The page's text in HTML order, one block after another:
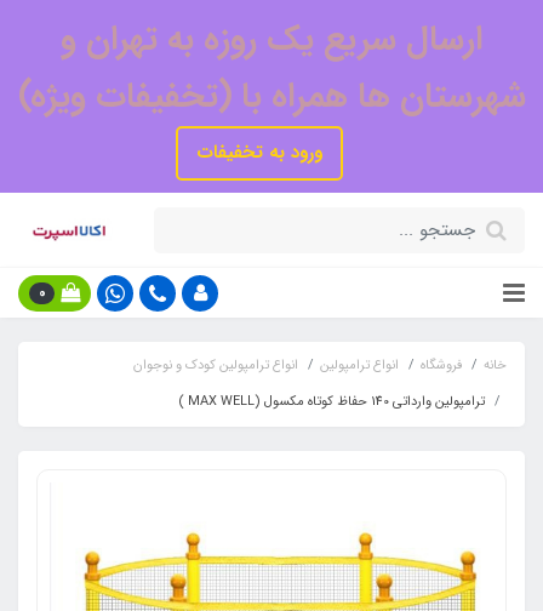
ارسال سریع یک روزه به تهران و
شهرستان ها همراه با (تخفیفات ویژه)
ورود به تخفیفات
0
خانه فروشگاه انواع ترامپولین
انواع ترامپولین کودک و نوجوان
ترامپولین وارداتی 140 حفاظ کوتاه مکسول (MAX WELL )